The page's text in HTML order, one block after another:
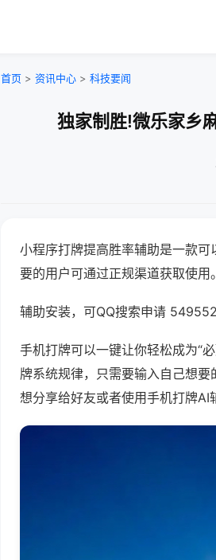
首页 > 资讯中心 > 科技要闻
独家制胜!微乐家乡
小程序打牌提高胜率辅助是一款可
要的用户可通过正规渠道获取使用。
辅助安装，可QQ搜索申请
手机打牌可以一键让你轻松成为“
牌系统规律，只需要输入自己想
想分享给好友或者使用手机打牌AI